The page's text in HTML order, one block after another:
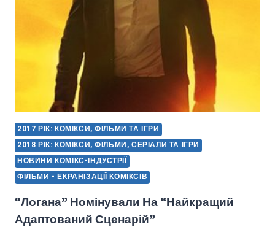
2017 РІК: КОМІКСИ, ФІЛЬМИ ТА ІГРИ
2018 РІК: КОМІКСИ, ФІЛЬМИ, СЕРІАЛИ ТА ІГРИ
НОВИНИ КОМІКС-ІНДУСТРІЇ
ФІЛЬМИ - ЕКРАНІЗАЦІЇ КОМІКСІВ
“Логана” Номінували На “Найкращий
Адаптований Сценарій”